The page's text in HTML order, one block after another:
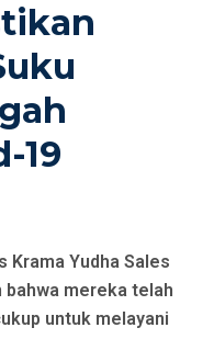
19
Krama Yudha Sales
bahwa mereka telah
untuk melayani